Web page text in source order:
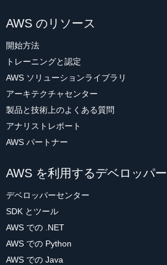
AWS のリソース
開始方法
トレーニングと認定
AWS ソリューションライブラリ
アーキテクチャセンター
製品と技術上のよくある質問
アナリストレポート
AWS パートナー
AWS を利用するデベロッパー
デベロッパーセンター
SDK とツール
AWS での .NET
AWS での Python
AWS での Java